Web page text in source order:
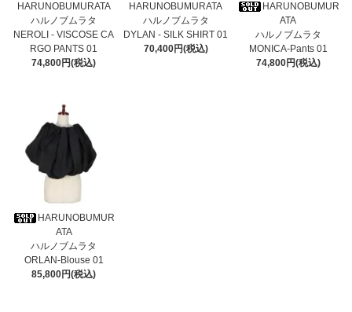
HARUNOBUMURATA
ハルノブムラタ
NEROLI - VISCOSE CA
RGO PANTS 01
74,800円(税込)
HARUNOBUMURATA
ハルノブムラタ
DYLAN - SILK SHIRT 01
70,400円(税込)
HARUNOBUMUR
ATA
ハルノブムラタ
MONICA-Pants 01
74,800円(税込)
HARUNOBUMUR
ATA
ハルノブムラタ
ORLAN-Blouse 01
85,800円(税込)